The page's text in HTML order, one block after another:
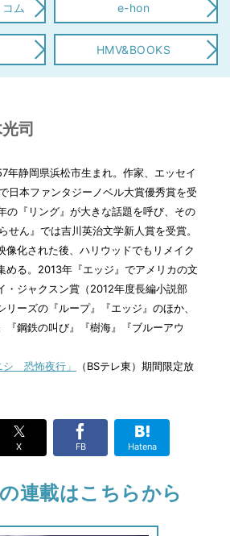
ム e-hon
HMV&BOOKS
司
年静岡県浜松市生まれ。作家、エッセイ
日本ファンタジーノベル大賞優秀賞を受
の『リング』が大きな話題を呼び、その
せん』では吉川英治文学新人賞を受賞。
像化された後、ハリウッドでもリメイク
める。2013年『エッジ』でアメリカの文
・ジャクスン賞（2012年度長編小説部
リーズの『ループ』『エッジ』のほか、
『鋼鉄の叫び』『樹海』『ブルーアウ
シ 恐怖夜行」
（BSテレ東）期間限定放
X FB Hatena
連載はこちらから